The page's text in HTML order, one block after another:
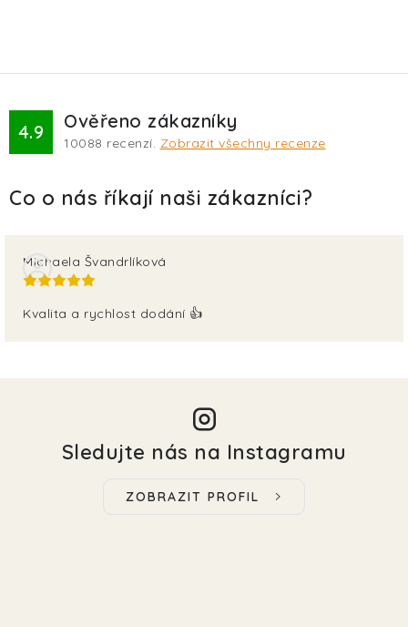
4.9 Ověřeno zákazníky
10088 recenzí. Zobrazit všechny recenze
Michaela Švandrlíková
Kvalita a rychlost dodání 👍
Sledujte nás na Instagramu
ZOBRAZIT PROFIL